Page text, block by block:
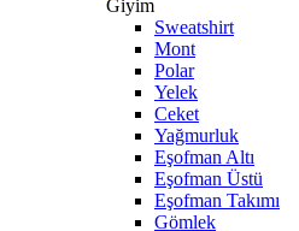
Giyim
Sweatshirt
Mont
Polar
Yelek
Ceket
Yağmurluk
Eşofman Altı
Eşofman Üstü
Eşofman Takımı
Gömlek